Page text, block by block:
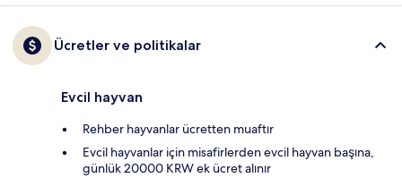
Ücretler ve politikalar
Evcil hayvan
Rehber hayvanlar ücretten muaftır
Evcil hayvanlar için misafirlerden evcil hayvan başına,
günlük 20000 KRW ek ücret alınır